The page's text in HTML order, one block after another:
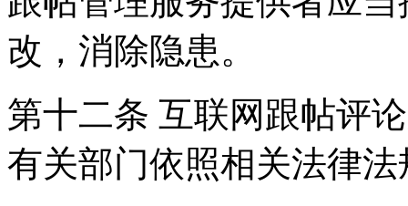
改，消除隐患。
第十二条 互联网跟帖评
有关部门依照相关法律